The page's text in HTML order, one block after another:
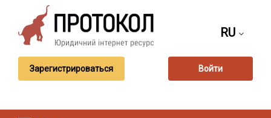
RU
Зарегистрироваться Войти